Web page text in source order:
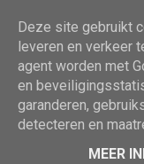
Deze site gebruikt
leveren en verkeer
agent worden met
en
garanderen,
detecteren en
MEER